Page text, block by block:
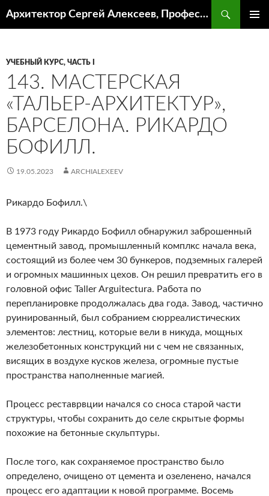
Архитектор Сергей Алексеев, Профессор кафедры ИА и АР ААИ ЮФУ
УЧЕБНЫЙ КУРС, ЧАСТЬ I
143. МАСТЕРСКАЯ
«ТАЛЬЕР-АРХИТЕКТУР»,
БАРСЕЛОНА. РИКАРДО
БОФИЛЛ.
19.05.2023 ARCHIALEXEEV
Рикардо Бофилл.\
В 1973 году Рикардо Бофилл обнаружил заброшенный
цементный завод, промышленный комплкс начала века,
состоящий из более чем 30 бункеров, подземных галерей
и огромных машинных цехов. Он решил превратить его в
головной офис Taller Arguitectura. Работа по
перепланировке продолжалась два года. Завод, частично
руинированный, был собранием сюрреалистических
элементов: лестниц, которые вели в никуда, мощных
железобетонных конструкций ни с чем не связанных,
висящих в воздухе кусков железа, огромные пустые
пространства наполненные магией.
Процесс реставрвции начался со сноса старой части
структуры, чтобы сохранить до селе скрытые формы
похожие на бетонные скульптуры.
После того, как сохраняемое пространство было
определено, очищено от цемента и озеленено, начался
процесс его адаптации к новой программе. Восемь